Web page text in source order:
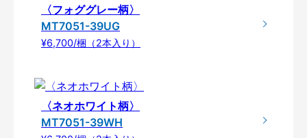
〈フォググレー柄〉
MT7051-39UG
¥6,700/梱（2本入り）
〈ネオホワイト柄〉
MT7051-39WH